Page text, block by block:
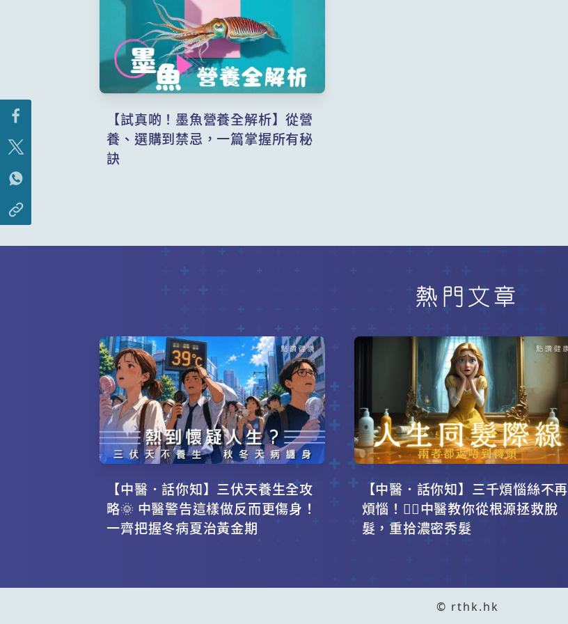
【試真啲！墨魚營養全解析】從營
養、選購到禁忌，一篇掌握所有秘
訣
熱門文章
【中醫．話你知】三伏天養生全攻
略🌞 中醫警告這樣做反而更傷身！
一齊把握冬病夏治黃金期
【中醫．話你知】三千煩惱絲不再
煩惱！💇‍♂️中醫教你從根源拯救脫
髮，重拾濃密秀髮
© rthk.hk